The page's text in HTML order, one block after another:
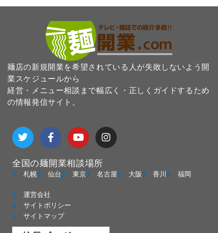
麺店の新規開業を希望されている人が失敗しないよう開
業スケジュールから
経営・メニュー相談まで幅広く・正しくガイドするため
の情報発信サイト。
T
w
i
t
e
F
a
c
b
o
k
-
f
Y
o
u
u
b
I
n
s
g
全国の麺開業相談場所
札幌 仙台 東京 名古屋 大阪 香川 福岡
運営会社
サイトポリシー
サイトマップ